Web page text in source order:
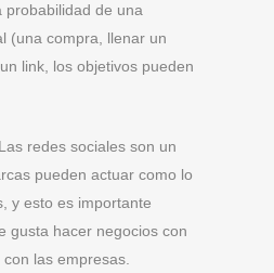
probabilidad de una
(una compra, llenar un
link, los objetivos pueden
redes sociales son un
pueden actuar como lo
y esto es importante
gusta hacer negocios con
las empresas.